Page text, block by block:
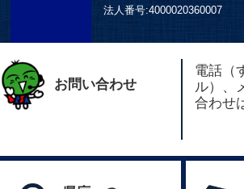
法人番号:4000020360007
お問い合わせ
電話（
ル）、
合わせ